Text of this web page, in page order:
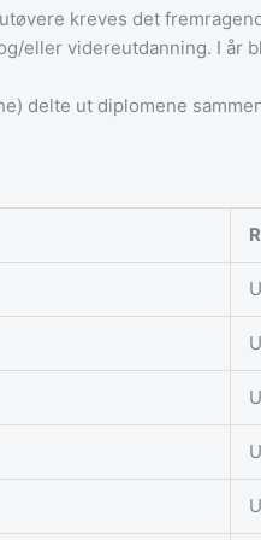
kreves det
eller videreutdanning. I år
delte ut diplomene